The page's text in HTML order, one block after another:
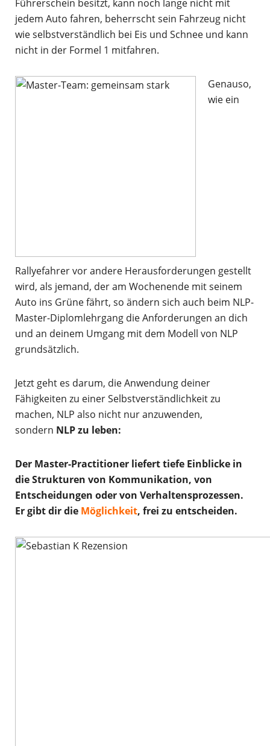
Führerschein besitzt, kann noch lange nicht mit
jedem Auto fahren, beherrscht sein Fahrzeug nicht
wie selbstverständlich bei Eis und Schnee und kann
nicht in der Formel 1 mitfahren.
Genauso,
wie ein
Rallyefahrer vor andere Herausforderungen gestellt
wird, als jemand, der am Wochenende mit seinem
Auto ins Grüne fährt, so ändern sich auch beim NLP-
Master-Diplomlehrgang die Anforderungen an dich
und an deinem Umgang mit dem Modell von NLP
grundsätzlich.
Jetzt geht es darum, die Anwendung deiner
Fähigkeiten zu einer Selbstverständlichkeit zu
machen, NLP also nicht nur anzuwenden,
sondern NLP zu leben:
Der Master-Practitioner liefert tiefe Einblicke in
die Strukturen von Kommunikation, von
Entscheidungen oder von Verhaltensprozessen.
Er gibt dir die Möglichkeit, frei zu entscheiden.